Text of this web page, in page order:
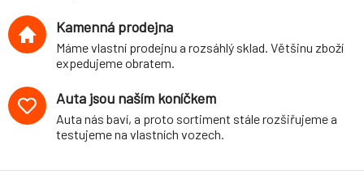
Kamenná prodejna
Máme vlastní prodejnu a rozsáhlý sklad. Většinu zboží
expedujeme obratem.
Auta jsou naším koníčkem
Auta nás baví, a proto sortiment stále rozšiřujeme a
testujeme na vlastních vozech.